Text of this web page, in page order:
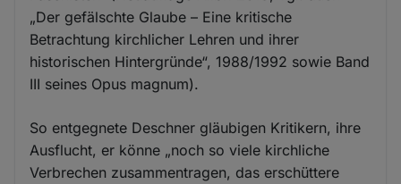
„Der gefälschte Glaube – Eine kritische
Betrachtung kirchlicher Lehren und ihrer
historischen Hintergründe“, 1988/1992 sowie Band
III seines Opus magnum).
So entgegnete Deschner gläubigen Kritikern, ihre
Ausflucht, er könne „noch so viele kirchliche
Verbrechen zusammentragen, das erschüttere